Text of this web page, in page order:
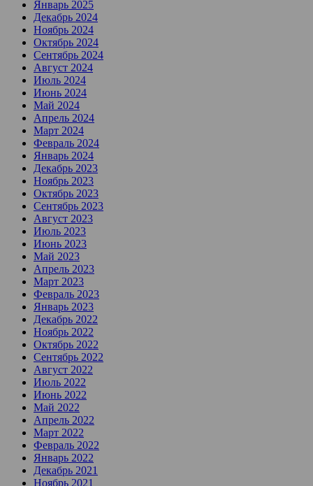
Январь 2025
Декабрь 2024
Ноябрь 2024
Октябрь 2024
Сентябрь 2024
Август 2024
Июль 2024
Июнь 2024
Май 2024
Апрель 2024
Март 2024
Февраль 2024
Январь 2024
Декабрь 2023
Ноябрь 2023
Октябрь 2023
Сентябрь 2023
Август 2023
Июль 2023
Июнь 2023
Май 2023
Апрель 2023
Март 2023
Февраль 2023
Январь 2023
Декабрь 2022
Ноябрь 2022
Октябрь 2022
Сентябрь 2022
Август 2022
Июль 2022
Июнь 2022
Май 2022
Апрель 2022
Март 2022
Февраль 2022
Январь 2022
Декабрь 2021
Ноябрь 2021